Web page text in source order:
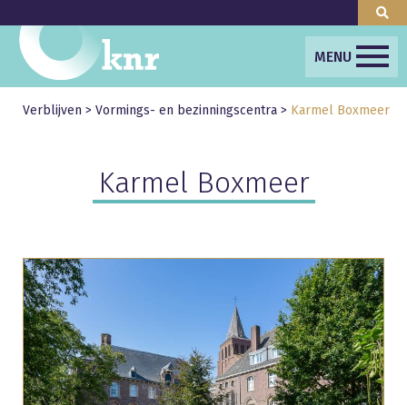
MENU
Verblijven > Vormings- en bezinningscentra > Karmel Boxmeer
Karmel Boxmeer